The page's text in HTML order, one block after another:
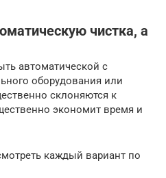
чистка, а
автоматической с
оборудования или
склоняются к
экономит время и
каждый вариант по